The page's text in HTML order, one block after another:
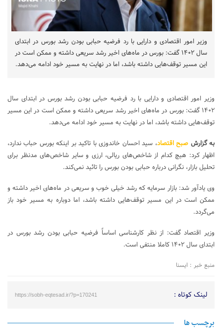
وزیر امور اقتصادی و دارایی با رد فرضیه حبابی بودن رشد بورس در ابتدای
سال ۱۴۰۲ گفت: بورس در ماه‌های اخیر رشد سریعی داشته و ممکن است در
این مسیر توقف‌هایی داشته باشد، اما در نهایت به مسیر خود ادامه می‌دهد.
وزیر امور اقتصادی و دارایی با رد فرضیه حبابی بودن رشد بورس در ابتدای سال
۱۴۰۲ گفت: بورس در ماه‌های اخیر رشد سریعی داشته و ممکن است در این مسیر
توقف‌هایی داشته باشد، اما در نهایت به مسیر خود ادامه می‌دهد.
به گزارش صبح اقتصاد، سید احسان خاندوزی با تاکید بر اینکه بورس حباب ندارد،
اظهار کرد: هیچ کدام از شاخص‌های ریالی، ارزی و سایر شاخص‌های مدنظر برای
تحلیل بازار، نگرانی درباره حبابی بودن بورس را تائید نمی‌کند.
وی یادآور شد: بازار سرمایه که رشد خیلی خوب و سریعی در ماه‌های اخیر داشته و
ممکن است در این مسیر توقف‌هایی داشته باشد، اما دوباره به مسیر خود باز
می‌گردد.
وزیر اقتصاد گفت: از نظر کارشناسی اساساً فرضیه حبابی بودن رشد بورس در
ابتدای سال ۱۴۰۲ کاملا منتفی است.
منبع خبر : ایسنا
لینک کوتاه : https://sobh-eqtesad.ir/?p=170241
برچسب ها